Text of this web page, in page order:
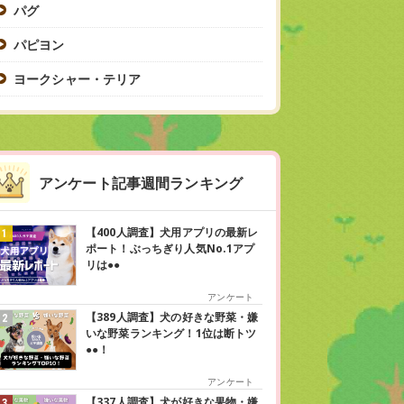
パグ
パピヨン
ヨークシャー・テリア
アンケート記事週間ランキング
【400人調査】犬用アプリの最新レ
ポート！ぶっちぎり人気No.1アプ
リは●●
アンケート
【389人調査】犬の好きな野菜・嫌
いな野菜ランキング！1位は断トツ
●●！
アンケート